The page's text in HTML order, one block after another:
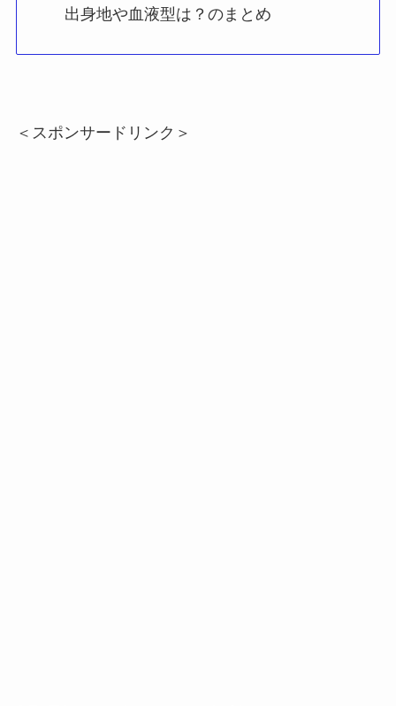
出身地や血液型は？のまとめ
＜スポンサードリンク＞